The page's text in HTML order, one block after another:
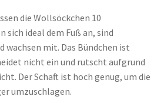
die Wollsöckchen 10
sich ideal dem Fuß an, sind
wachsen mit. Das Bündchen ist
nicht ein und rutscht aufgrund
Der Schaft ist hoch genug, um die
umzuschlagen.